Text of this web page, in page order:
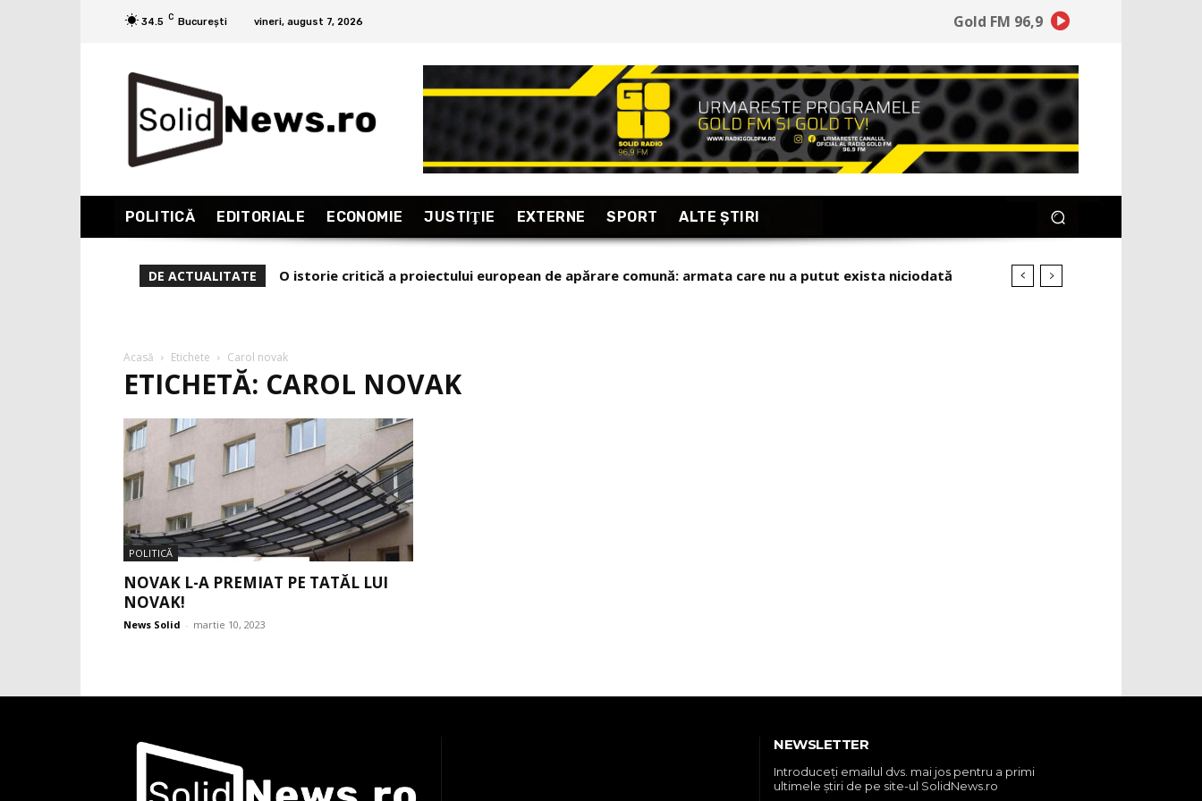
34.5 C București vineri, august 7, 2026 Gold FM 96,9
POLITICĂ EDITORIALE ECONOMIE JUSTIŢIE EXTERNE SPORT ALTE ŞTIRI
DE ACTUALITATE O istorie critică a proiectului european de apărare comună: armata care nu a putut exista niciodată
Acasă Etichete Carol novak
ETICHETĂ: CAROL NOVAK
POLITICĂ
NOVAK L-A PREMIAT PE TATĂL LUI
NOVAK!
News Solid - martie 10, 2023
NEWSLETTER
Introduceţi emailul dvs. mai jos pentru a primi
ultimele ştiri de pe site-ul SolidNews.ro